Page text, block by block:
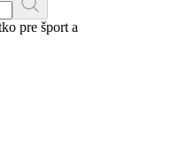
pre šport a